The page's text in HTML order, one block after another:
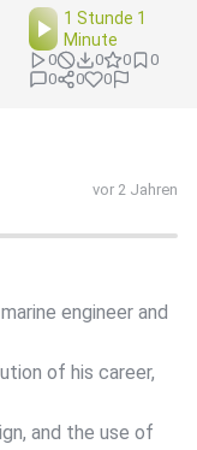
1 Stunde 1
Minute
0 0 0
0
0
0 0
vor 2 Jahren
engineer and
of his career,
and the use of